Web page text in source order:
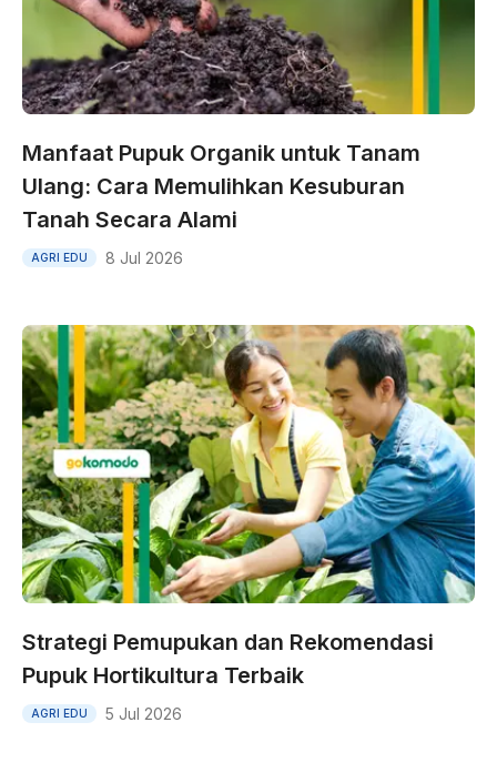
Manfaat Pupuk Organik untuk Tanam
Ulang: Cara Memulihkan Kesuburan
Tanah Secara Alami
AGRI EDU 8 Jul 2026
Strategi Pemupukan dan Rekomendasi
Pupuk Hortikultura Terbaik
AGRI EDU 5 Jul 2026